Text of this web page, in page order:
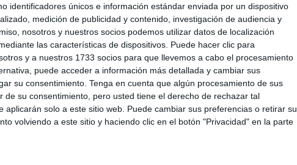
identificadores únicos e información estándar enviada por un dispositivo
medición de publicidad y contenido, investigación de audiencia y
nosotros y nuestros socios podemos utilizar datos de localización
las características de dispositivos. Puede hacer clic para
y a nuestros 1733 socios para que llevemos a cabo el procesamiento
puede acceder a información más detallada y cambiar sus
su consentimiento. Tenga en cuenta que algún procesamiento de sus
de su consentimiento, pero usted tiene el derecho de rechazar tal
aplicarán solo a este sitio web. Puede cambiar sus preferencias o retirar su
volviendo a este sitio y haciendo clic en el botón "Privacidad" en la parte